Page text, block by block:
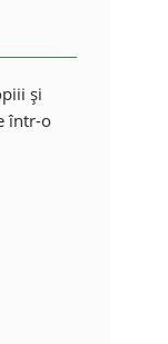
și
într-o